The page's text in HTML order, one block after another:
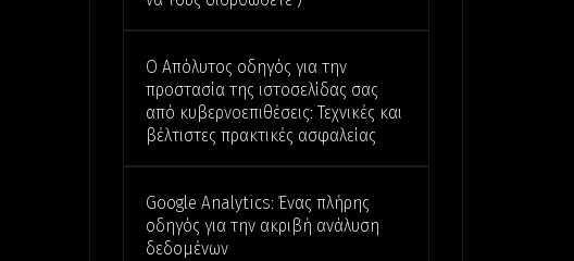
Ο Απόλυτος οδηγός για την
προστασία της ιστοσελίδας σας
από κυβερνοεπιθέσεις: Τεχνικές και
βέλτιστες πρακτικές ασφαλείας
Google Analytics: Ένας πλήρης
οδηγός για την ακριβή ανάλυση
δεδομένων